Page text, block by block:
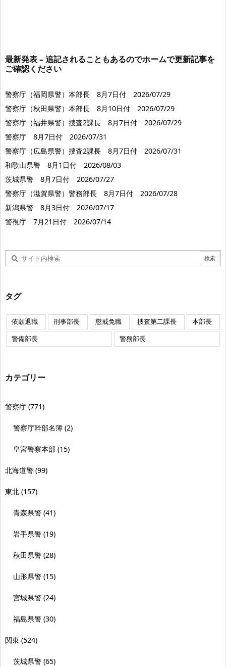
最新発表 – 追記されることもあるのでホームで更新記事を
ご確認ください
警察庁（福岡県警）本部長 8月7日付 2026/07/29
警察庁（秋田県警）本部長 8月10日付 2026/07/29
警察庁（福井県警）捜査2課長 8月7日付 2026/07/29
警察庁 8月7日付 2026/07/31
警察庁（広島県警）捜査2課長 8月7日付 2026/07/31
和歌山県警 8月1日付 2026/08/03
茨城県警 8月7日付 2026/07/27
警察庁（滋賀県警）警務部長 8月7日付 2026/07/28
新潟県警 8月3日付 2026/07/17
警視庁 7月21日付 2026/07/14
タグ
依願退職 刑事部長 懲戒免職 捜査第二課長
本部長
警備部長
警務部長
カテゴリー
警察庁 (771)
警察庁幹部名簿 (2)
皇宮警察本部 (15)
北海道警 (99)
東北 (157)
青森県警 (41)
岩手県警 (19)
秋田県警 (28)
山形県警 (15)
宮城県警 (24)
福島県警 (30)
関東 (524)
茨城県警 (65)